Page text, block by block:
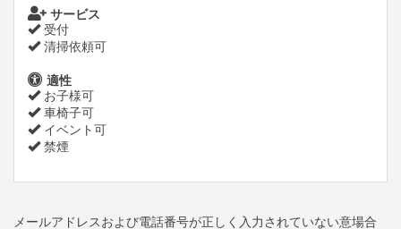
サービス
受付
清掃依頼可
適性
お子様可
車椅子可
イベント可
禁煙
メールアドレスおよび電話番号が正しく入力されていない意場合